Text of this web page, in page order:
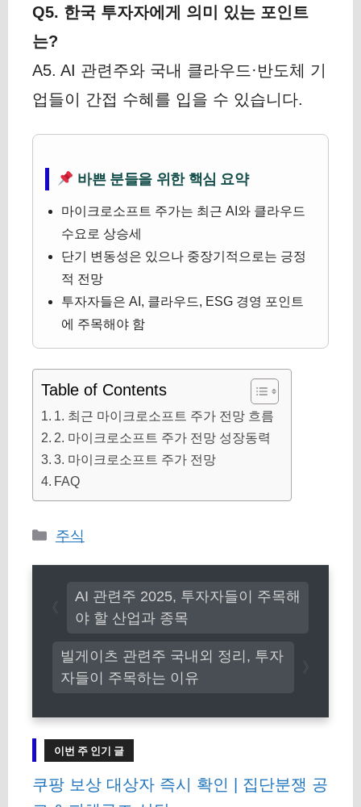
Q5. 한국 투자자에게 의미 있는 포인트
는?
A5. AI 관련주와 국내 클라우드·반도체 기
업들이 간접 수혜를 입을 수 있습니다.
바쁜 분들을 위한 핵심 요약
마이크로소프트 주가는 최근 AI와 클라우드
수요로 상승세
단기 변동성은 있으나 중장기적으로는 긍정
적 전망
투자자들은 AI, 클라우드, ESG 경영 포인트
에 주목해야 함
Table of Contents
1. 최근 마이크로소프트 주가 전망 흐름
2. 마이크로소프트 주가 전망 성장동력
3. 마이크로소프트 주가 전망
FAQ
카
주식
빌게이츠 관련주 국내외 정리, 투자
자들이 주목하는 이유
AI 관련주 2025, 투자자들이 주목해
야 할 산업과 종목
이번 주 인기 글
쿠팡 보상 대상자 즉시 확인 | 집단분쟁 공